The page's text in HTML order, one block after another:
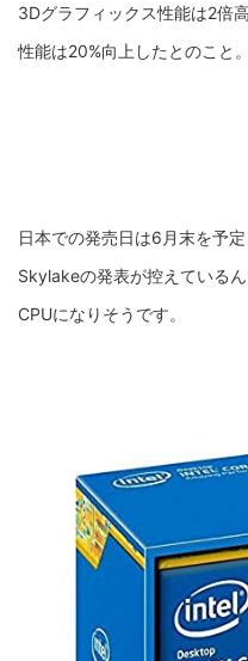
3Dグラフィックス性能は2倍
性能は20%向上したとのこと。
日本での発売日は6月末を予
Skylakeの発表が控えている
CPUになりそうです。